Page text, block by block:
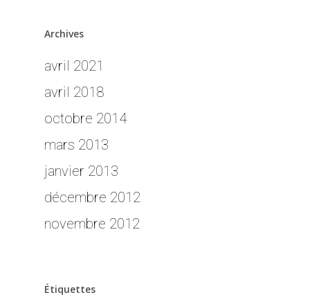
Archives
avril 2021
avril 2018
octobre 2014
mars 2013
janvier 2013
décembre 2012
novembre 2012
Étiquettes